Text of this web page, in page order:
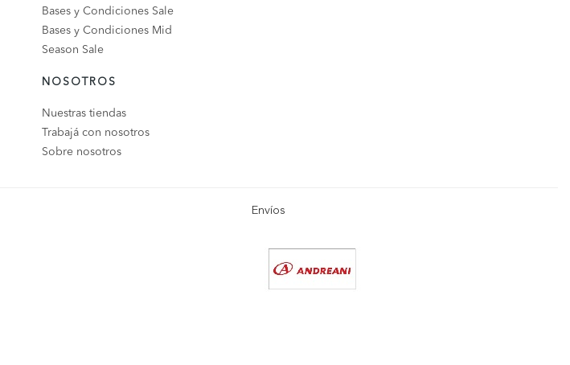
Bases y Condiciones Sale
Bases y Condiciones Mid
Season Sale
NOSOTROS
Nuestras tiendas
Trabajá con nosotros
Sobre nosotros
Envíos